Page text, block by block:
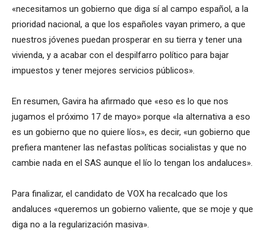
«necesitamos un gobierno que diga sí al campo español, a la
prioridad nacional, a que los españoles vayan primero, a que
nuestros jóvenes puedan prosperar en su tierra y tener una
vivienda, y a acabar con el despilfarro político para bajar
impuestos y tener mejores servicios públicos».
En resumen, Gavira ha afirmado que «eso es lo que nos
jugamos el próximo 17 de mayo» porque «la alternativa a eso
es un gobierno que no quiere líos», es decir, «un gobierno que
prefiera mantener las nefastas políticas socialistas y que no
cambie nada en el SAS aunque el lío lo tengan los andaluces».
Para finalizar, el candidato de VOX ha recalcado que los
andaluces «queremos un gobierno valiente, que se moje y que
diga no a la regularización masiva».